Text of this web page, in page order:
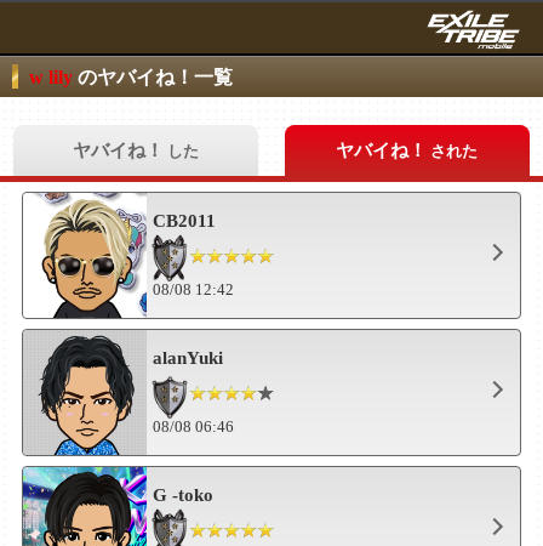
w lily のヤバイね！一覧
ヤバイね！ した ヤバイね！ された
CB2011
08/08 12:42
alanYuki
08/08 06:46
G -toko